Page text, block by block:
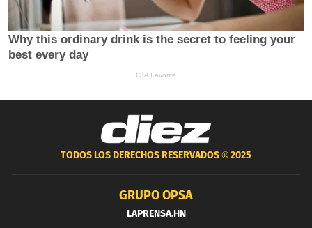
TODOS LOS DERECHOS RESERVADOS ®2025
GRUPO OPSA
LAPRENSA.HN